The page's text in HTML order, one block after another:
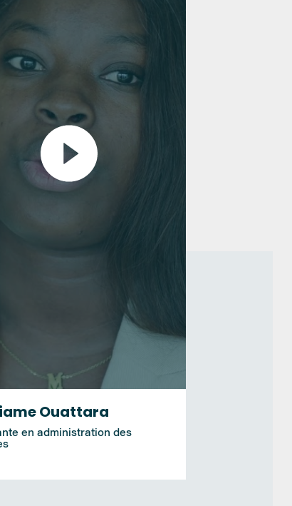
Ouattara
en administration des